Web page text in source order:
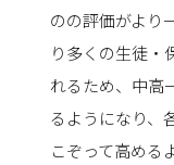
のの評価がより
り多くの生徒・
れるため、中高
るようになり、
こぞって高める